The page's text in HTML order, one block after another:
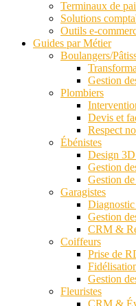
Terminaux de
Solutions
Outils e-
Guides par Métier
Boulangers/
Gestion
Plombiers
Devis et
Respect
Ébénistes
Design
Gestion
Gestion
Garagistes
Gestion
CRM &
Coiffeurs
Prise de
Gestion
Fleuristes
CRM &